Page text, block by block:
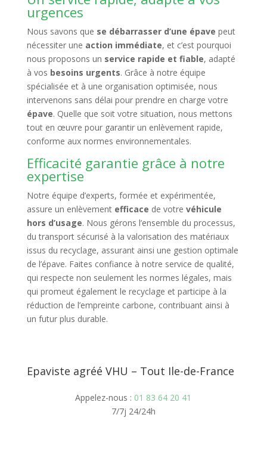
urgences
Nous savons que se débarrasser d’une épave peut
nécessiter une action immédiate, et c’est pourquoi
nous proposons un service rapide et fiable, adapté
à vos besoins urgents. Grâce à notre équipe
spécialisée et à une organisation optimisée, nous
intervenons sans délai pour prendre en charge votre
épave. Quelle que soit votre situation, nous mettons
tout en œuvre pour garantir un enlèvement rapide,
conforme aux normes environnementales.
Efficacité garantie grâce à notre
expertise
Notre équipe d’experts, formée et expérimentée,
assure un enlèvement efficace de votre véhicule
hors d’usage. Nous gérons l’ensemble du processus,
du transport sécurisé à la valorisation des matériaux
issus du recyclage, assurant ainsi une gestion optimale
de l’épave. Faites confiance à notre service de qualité,
qui respecte non seulement les normes légales, mais
qui promeut également le recyclage et participe à la
réduction de l’empreinte carbone, contribuant ainsi à
un futur plus durable.
Epaviste agréé VHU – Tout Ile-de-France
Appelez-nous : 01 83 64 20 41
7/7j 24/24h